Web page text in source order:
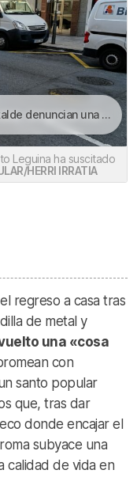
o rezar a “San Aparcacio”? El calvario diario en los barrios de Bilbao
Leguina ha suscitado
HERRI IRRATIA
regreso a casa tras
de metal y
una «cosa
con
santo popular
que, tras dar
donde encajar el
subyace una
calidad de vida en